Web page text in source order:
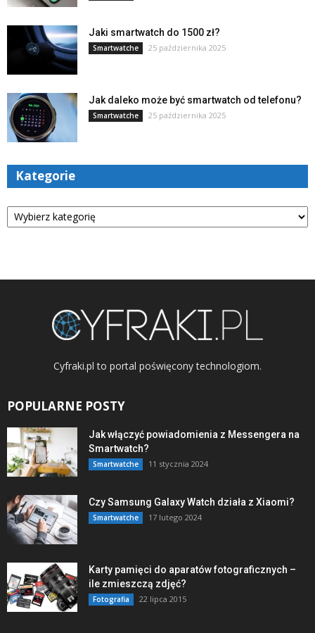
Jaki smartwatch do 1500 zł?
Smartwatche 25 października 2025
Jak daleko może być smartwatch od telefonu?
Smartwatche 25 października 2025
Kategorie
Kategorie
Cyfraki.pl to portal poświęcony technologiom.
POPULARNE POSTY
Jak włączyć powiadomienia z Messengera na
Smartwatch?
Smartwatche 11 stycznia 2024
Czy Samsung Galaxy Watch działa z Xiaomi?
Smartwatche 17 lutego 2024
Karty pamięci do aparatów fotograficznych –
ile zmieszczą zdjęć?
Fotografia 22 lipca 2015